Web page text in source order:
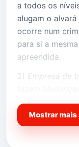
a todos os
alugam o
ocorre num
para si a
apreendida.
2) Empresa de
ao nivel da
desempenho,
pessoas sem
Mostrar mais